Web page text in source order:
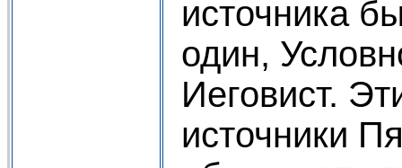
источника
один,
Иеговист.
источники